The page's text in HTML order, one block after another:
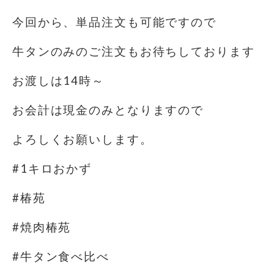
今回から、単品注文も可能ですので
牛タンのみのご注文もお待ちしております
お渡しは14時～
お会計は現金のみとなりますので
よろしくお願いします。
#1キロおかず
#椿苑
#焼肉椿苑
#牛タン食べ比べ